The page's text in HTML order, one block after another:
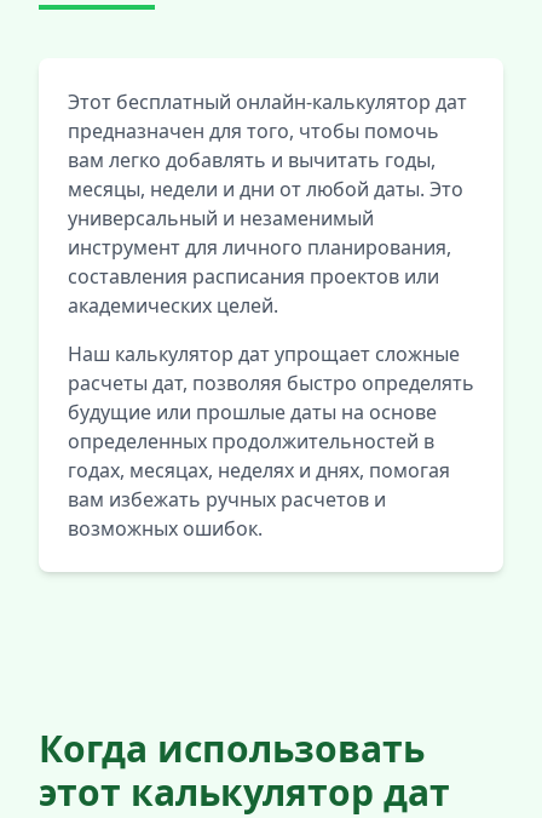
Этот бесплатный онлайн-калькулятор дат
предназначен для того, чтобы помочь
вам легко добавлять и вычитать годы,
месяцы, недели и дни от любой даты. Это
универсальный и незаменимый
инструмент для личного планирования,
составления расписания проектов или
академических целей.
Наш калькулятор дат упрощает сложные
расчеты дат, позволяя быстро определять
будущие или прошлые даты на основе
определенных продолжительностей в
годах, месяцах, неделях и днях, помогая
вам избежать ручных расчетов и
возможных ошибок.
Когда использовать
этот калькулятор дат